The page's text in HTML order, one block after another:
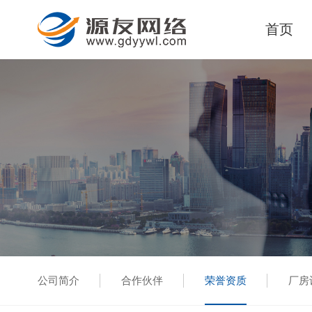
首页
公司简介 合作伙伴 荣誉资质 厂房